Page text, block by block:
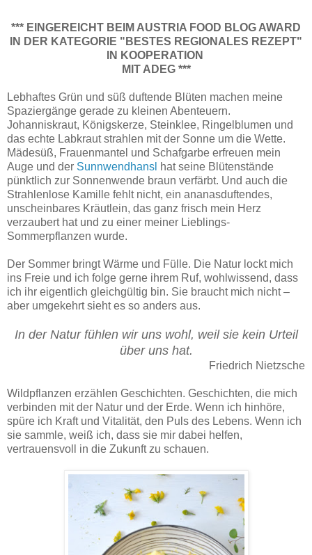
*** EINGEREICHT BEIM AUSTRIA FOOD BLOG AWARD
IN DER KATEGORIE "BESTES REGIONALES REZEPT"
IN KOOPERATION
MIT ADEG ***
Lebhaftes Grün und süß duftende Blüten machen meine
Spaziergänge gerade zu kleinen Abenteuern.
Johanniskraut, Königskerze, Steinklee, Ringelblumen und
das echte Labkraut strahlen mit der Sonne um die Wette.
Mädesüß, Frauenmantel und Schafgarbe erfreuen mein
Auge und der Sunnwendhansl hat seine Blütenstände
pünktlich zur Sonnenwende braun verfärbt. Und auch die
Strahlenlose Kamille fehlt nicht, ein ananasduftendes,
unscheinbares Kräutlein, das ganz frisch mein Herz
verzaubert hat und zu einer meiner Lieblings-
Sommerpflanzen wurde.
Der Sommer bringt Wärme und Fülle. Die Natur lockt mich
ins Freie und ich folge gerne ihrem Ruf, wohlwissend, dass
ich ihr eigentlich gleichgültig bin. Sie braucht mich nicht –
aber umgekehrt sieht es so anders aus.
In der Natur fühlen wir uns wohl, weil sie kein Urteil
über uns hat.
Friedrich Nietzsche
Wildpflanzen erzählen Geschichten. Geschichten, die mich
verbinden mit der Natur und der Erde. Wenn ich hinhöre,
spüre ich Kraft und Vitalität, den Puls des Lebens. Wenn ich
sie sammle, weiß ich, dass sie mir dabei helfen,
vertrauensvoll in die Zukunft zu schauen.